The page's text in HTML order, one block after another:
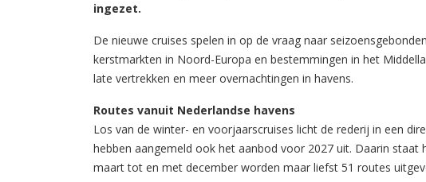
ingezet.
De nieuwe cruises spelen in op de vraag naar
kerstmarkten in Noord-Europa en bestemmingen in het
late vertrekken en meer overnachtingen in havens.
Routes vanuit Nederlandse havens
Los van de winter- en voorjaarscruises licht de rederij in een
hebben aangemeld ook het aanbod voor 2027 uit. Daarin
maart tot en met december worden maar liefst 51 routes